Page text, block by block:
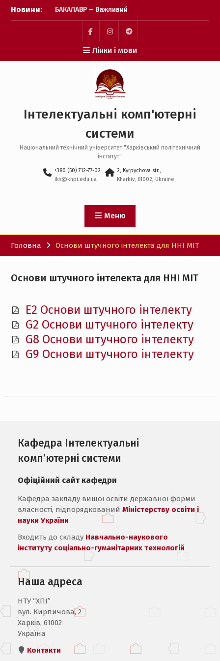
Перейти
Новини:
БАКАЛАВР – Важливий
крок зроблено! Бажаємо
успіху кожному вступнику
Фінішна пряма подачі
заявок: перевіряємо, чи
Пауза на каву: що
відбувається після
заявок?
Пункт
меню
Пункт
меню
Пункт
меню
Лінки і мови
Інтелектуальні комп'ютерні
системи
Національний технічний університет "Харківський політехнічний
інститут"
+380 (50) 712-77-02
iks@khpi.edu.ua
2, Kyrpychova str.,
Kharkiv, 61002, Ukraine
Меню
Головна Основи штучного інтелекта для ННІ МІТ
Основи штучного інтелекта для ННІ МІТ
E2 Основи штучного інтелекту
G2 Основи штучного інтелекту
G8 Основи штучного інтелекту
G9 Основи штучного інтелекту
Кафедра Інтелектуальні
комп’ютерні системи
Офіційний сайт кафедри
Кафедра закладу вищої освіти державної форми
власності, підпорядкованийМіністерству освіти і
науки України
Входить до складу Навчально-наукового
інституту соціально-гуманітарних технологій
Наша адреса
НТУ “ХПІ”
вул. Кирпичова, 2
Харків, 61002
Україна
Контакти